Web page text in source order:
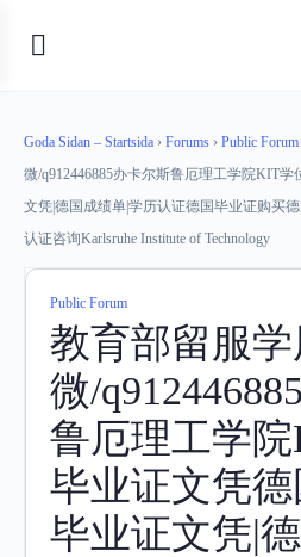
Goda Sidan – Startsida › Forums › Public Forum
微/q912446885办卡尔斯鲁厄理工学院KIT
文凭|德国成绩单|学历认证德国毕业证购买
认证咨询Karlsruhe Institute of Technology
Public Forum
教育部留服
微/
鲁厄理工学
毕业证文凭
毕业证文凭|